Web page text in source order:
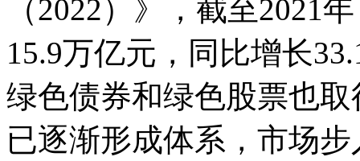
（2022）》，截至2021
15.9万亿元，同比增长
绿色债券和绿色股票也
已逐渐形成体系，市场